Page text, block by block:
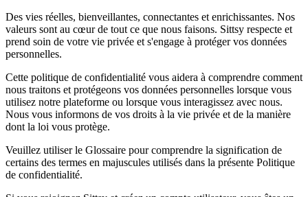
Des vies réelles, bienveillantes, connectantes et enrichissantes. Nos
valeurs sont au cœur de tout ce que nous faisons. Sittsy respecte et
prend soin de votre vie privée et s'engage à protéger vos données
personnelles.
Cette politique de confidentialité vous aidera à comprendre comment
nous traitons et protégeons vos données personnelles lorsque vous
utilisez notre plateforme ou lorsque vous interagissez avec nous.
Nous vous informons de vos droits à la vie privée et de la manière
dont la loi vous protège.
Veuillez utiliser le Glossaire pour comprendre la signification de
certains des termes en majuscules utilisés dans la présente Politique
de confidentialité.